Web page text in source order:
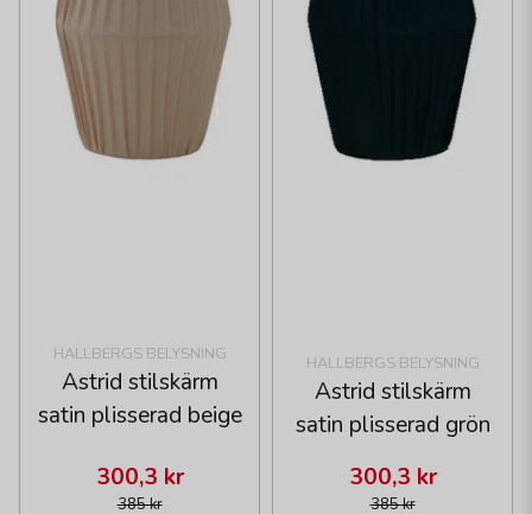
HALLBERGS BELYSNING
Astrid stilskärm
satin plisserad beige
385 kr
300,3 kr
HALLBERGS BELYSNING
Astrid stilskärm
satin plisserad grön
385 kr
300,3 kr